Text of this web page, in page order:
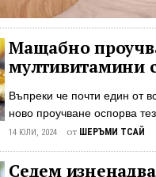
Мащабно
мултивитамини
Въпреки че почти един от
ново проучване оспорва
дълголетието Мащабно
4% по-висок риск от
14 ЮЛИ, 2024 от ШЕРЪМИ ТСАЙ
Седем